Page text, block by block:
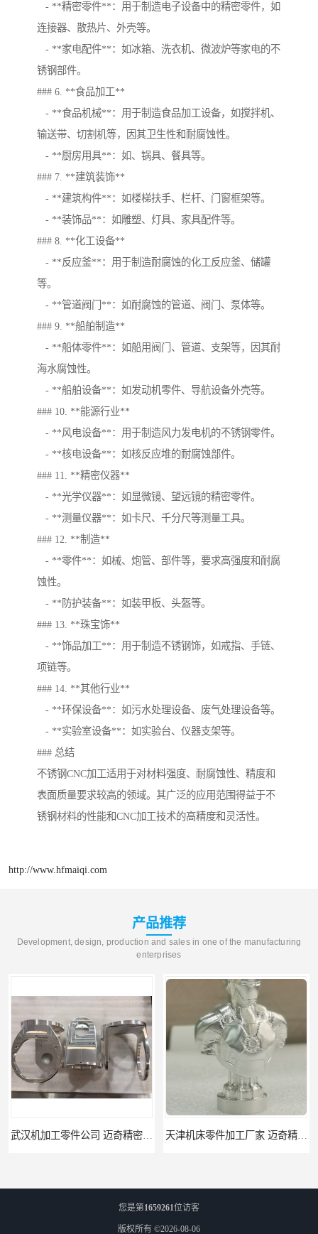
- **精密零件**：用于制造电子设备中的精密零件，如
连接器、散热片、外壳等。
- **家电配件**：如冰箱、洗衣机、微波炉等家电的不
锈钢部件。
### 6. **食品加工**
- **食品机械**：用于制造食品加工设备，如搅拌机、
输送带、切割机等，因其卫生性和耐腐蚀性。
- **厨房用具**：如、锅具、餐具等。
### 7. **建筑装饰**
- **建筑构件**：如楼梯扶手、栏杆、门窗框架等。
- **装饰品**：如雕塑、灯具、家具配件等。
### 8. **化工设备**
- **反应釜**：用于制造耐腐蚀的化工反应釜、储罐
等。
- **管道阀门**：如耐腐蚀的管道、阀门、泵体等。
### 9. **船舶制造**
- **船体零件**：如船用阀门、管道、支架等，因其耐
海水腐蚀性。
- **船舶设备**：如发动机零件、导航设备外壳等。
### 10. **能源行业**
- **风电设备**：用于制造风力发电机的不锈钢零件。
- **核电设备**：如核反应堆的耐腐蚀部件。
### 11. **精密仪器**
- **光学仪器**：如显微镜、望远镜的精密零件。
- **测量仪器**：如卡尺、千分尺等测量工具。
### 12. **制造**
- **零件**：如械、炮管、部件等，要求高强度和耐腐
蚀性。
- **防护装备**：如装甲板、头盔等。
### 13. **珠宝饰**
- **饰品加工**：用于制造不锈钢饰，如戒指、手链、
项链等。
### 14. **其他行业**
- **环保设备**：如污水处理设备、废气处理设备等。
- **实验室设备**：如实验台、仪器支架等。
### 总结
不锈钢CNC加工适用于对材料强度、耐腐蚀性、精度和
表面质量要求较高的领域。其广泛的应用范围得益于不
锈钢材料的性能和CNC加工技术的高精度和灵活性。
http://www.hfmaiqi.com
产品推荐
Development, design, production and sales in one of the manufacturing
enterprises
您是第1659261位访客
版权所有 ©2026-08-06